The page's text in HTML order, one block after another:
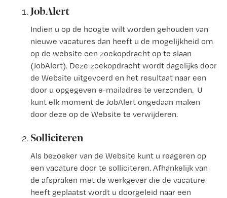
JobAlert
Indien u op de hoogte wilt worden gehouden van
nieuwe vacatures dan heeft u de mogelijkheid om
op de website een zoekopdracht op te slaan
(JobAlert). Deze zoekopdracht wordt dagelijks door
de Website uitgevoerd en het resultaat naar een
door u opgegeven e-mailadres te verzonden. U
kunt elk moment de JobAlert ongedaan maken
door deze op de Website te verwijderen.
Solliciteren
Als bezoeker van de Website kunt u reageren op
een vacature door te solliciteren. Afhankelijk van
de afspraken met de werkgever die de vacature
heeft geplaatst wordt u doorgeleid naar een